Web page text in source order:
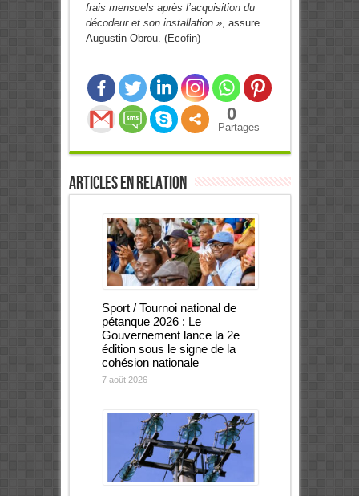
frais mensuels après l’acquisition du
décodeur et son installation », assure
Augustin Obrou. (Ecofin)
0
Partages
Articles en relation
Sport / Tournoi national de
pétanque 2026 : Le
Gouvernement lance la 2e
édition sous le signe de la
cohésion nationale
7 août 2026